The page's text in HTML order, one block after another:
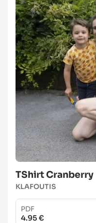
TShirt Cranberry
KLAFOUTIS
PDF
4.95 €